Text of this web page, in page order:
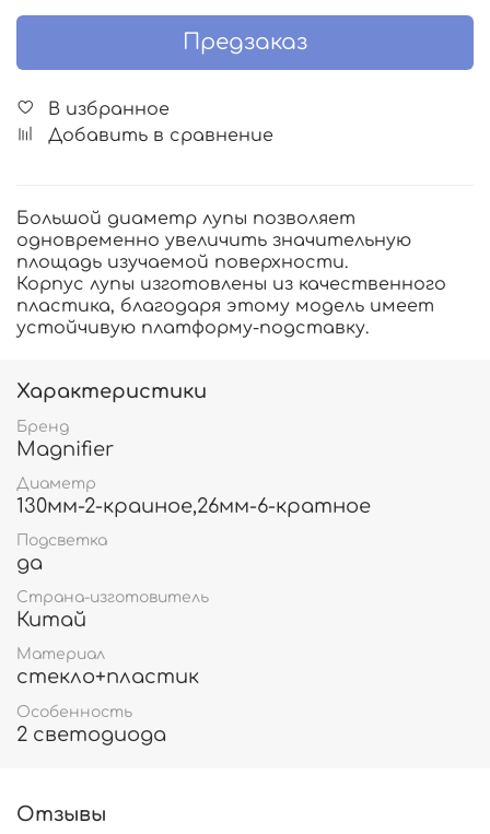
Предзаказ
В избранное
Добавить в сравнение
Большой диаметр лупы позволяет
одновременно увеличить значительную
площадь изучаемой поверхности.
Корпус лупы изготовлены из качественного
пластика, благодаря этому модель имеет
устойчивую платформу-подставку.
Характеристики
Бренд
Magnifier
Диаметр
130мм-2-краиное,26мм-6-кратное
Подсветка
да
Страна-изготовитель
Китай
Материал
стекло+пластик
Особенность
2 светодиода
Отзывы